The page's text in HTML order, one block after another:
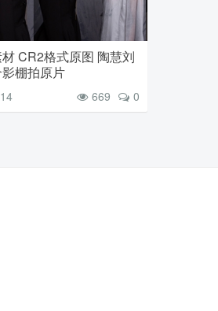
CR2格式原图 陶慧刘
棚拍原片
0
669